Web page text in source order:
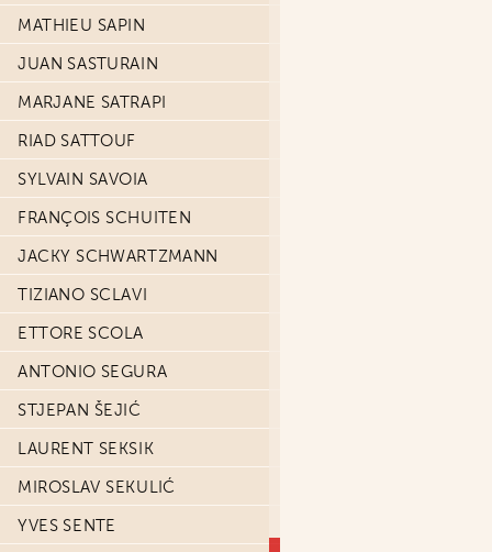
MATHIEU SAPIN
JUAN SASTURAIN
MARJANE SATRAPI
RIAD SATTOUF
SYLVAIN SAVOIA
FRANÇOIS SCHUITEN
JACKY SCHWARTZMANN
TIZIANO SCLAVI
ETTORE SCOLA
ANTONIO SEGURA
STJEPAN ŠEJIĆ
LAURENT SEKSIK
MIROSLAV SEKULIĆ
YVES SENTE